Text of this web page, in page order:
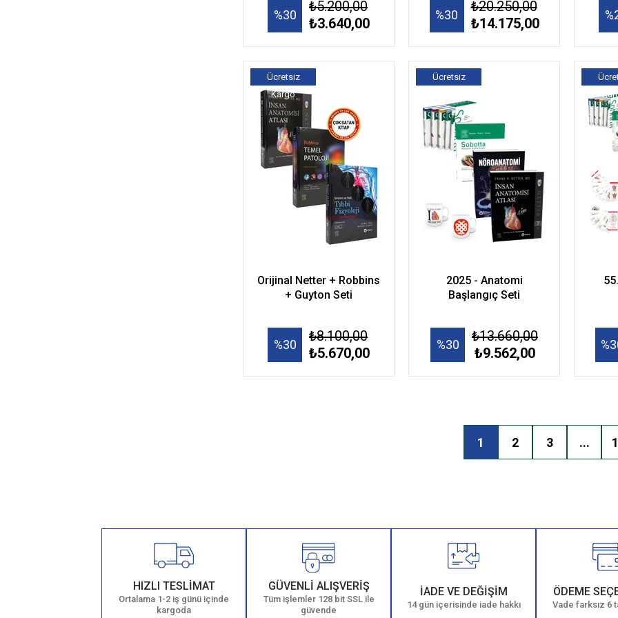
%30
₺5.200,00
₺3.640,00
%30
₺20.250,00
₺14.175,00
Orijinal Netter + Robbins
+ Guyton Seti
%30
₺8.100,00
₺5.670,00
Ücretsiz
Kargo
2025 - Anatomi
Başlangıç Seti
%30
₺13.660,00
₺9.562,00
Ücretsiz
1 2 3 ...
HIZLI TESLİMAT
Ortalama 1-2 iş günü içinde
kargoda
GÜVENLİ ALIŞVERİŞ
Tüm işlemler 128 bit SSL ile
güvende
İADE VE DEĞİŞİM
14 gün içerisinde iade hakkı
ÖDEME
Vade farksız 6